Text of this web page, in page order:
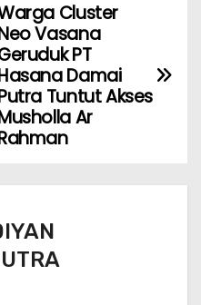
Cluster
Vasana
PT
Damai
Tuntut Akses
Ar